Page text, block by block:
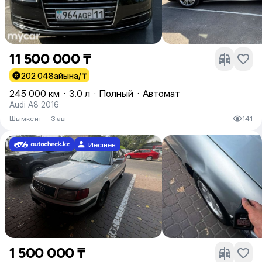
11 500 000 ₸
202 048айына/₸
245 000 км · 3.0 л · Полный · Автомат
Audi A8 2016
Шымкент · 3 авг 141
Иесінен
1 500 000 ₸